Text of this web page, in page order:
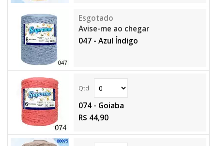
Avise-me ao chegar
047 - Azul Índigo
074 - Goiaba
R$ 44,90